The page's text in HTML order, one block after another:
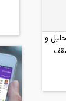
و